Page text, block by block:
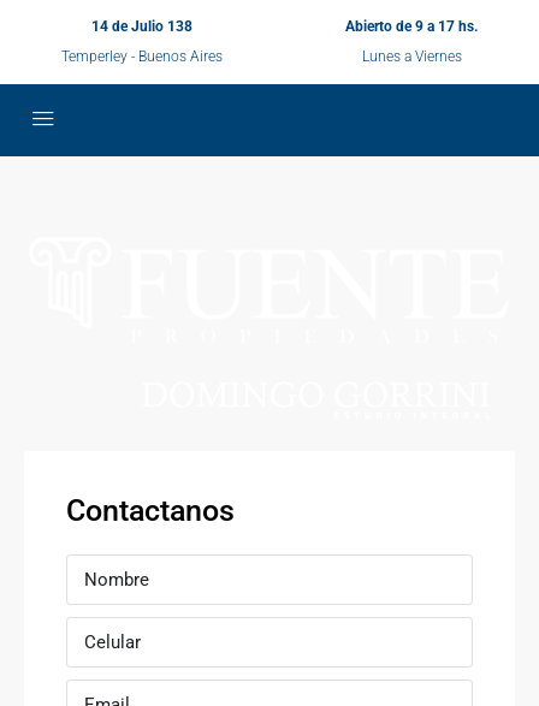
14 de Julio 138
Temperley - Buenos Aires
Abierto de 9 a 17 hs.
Lunes a Viernes
Contactanos